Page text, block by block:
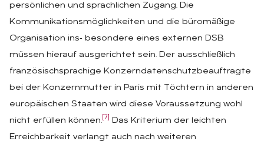
persönlichen und sprachlichen Zugang. Die
Kommunikationsmöglichkeiten und die büromäßige
Organisation ins‑ besondere eines externen DSB
müssen hierauf ausgerichtet sein. Der ausschließlich
französischsprachige Konzerndatenschutzbeauftragte
bei der Konzernmutter in Paris mit Töchtern in anderen
europäischen Staaten wird diese Voraussetzung wohl
nicht erfüllen können. [7]
Das Kriterium der leichten
Erreichbarkeit verlangt auch nach weiteren